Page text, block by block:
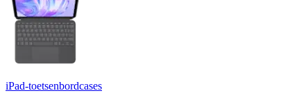
iPad-toetsenbordcases